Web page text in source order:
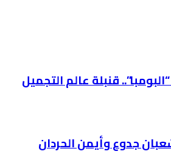
قنبلة عالم التجميل
جدوع وأيمن الحردان